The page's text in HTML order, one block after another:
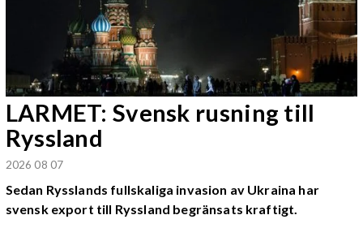
LARMET: Svensk rusning till
Ryssland
2026 08 07
Sedan Rysslands fullskaliga invasion av Ukraina har
svensk export till Ryssland begränsats kraftigt.